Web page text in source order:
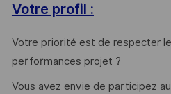
Votre profil :
Votre priorité est de respecter
performances projet ?
Vous avez envie de participez